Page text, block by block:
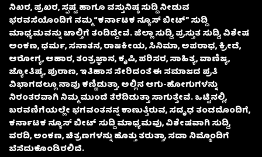
ನಿಖರ, ಪ್ರಖರ, ಸ್ಪಷ್ಟ ಹಾಗೂ ವಸ್ತುನಿಷ್ಠ ಸುದ್ದಿ ನೀಡುವ
ಭರವಸೆಯೊಂದಿಗೆ ನಮ್ಮ “ಕರ್ನಾಟಕ ನ್ಯೂಸ್ ಬೀಟ್” ಸುದ್ದಿ
ಮಾಧ್ಯಮವನ್ನು ಚಾಲ್ತಿಗೆ ತಂದಿದ್ದೇವೆ. ಜಿಲ್ಲಾ ಸುದ್ದಿ, ಪ್ರಸ್ತುತ ಸುದ್ದಿ, ವಿಶೇಷ
ಅಂಕಣ, ಧರ್ಮ, ಸನಾತನ, ರಾಜಕೀಯ, ಸಿನಿಮಾ, ಅಪರಾಧ, ಕ್ರೀಡೆ,
ಆರೋಗ್ಯ, ಆಹಾರ, ತಂತ್ರಜ್ಞಾನ, ಕೃಷಿ, ಪರಿಸರ, ಸಾಹಿತ್ಯ, ವಾಣಿಜ್ಯ,
ಜ್ಯೋತಿಷ್ಯ, ಪುರಾಣ, ಇತಿಹಾಸ ಸೇರಿದಂತೆ ಈ ಸಮಾಜದ ಪ್ರತಿ
ವಿಭಾಗದಲ್ಲೂ ನಾವು ಕಣ್ಣಿಡುತ್ತಾ, ಅಲ್ಲಿನ ಆಗು-ಹೋಗುಗಳನ್ನು
ನಿರಂತರವಾಗಿ ನಿಮ್ಮ ಮುಂದೆ ತೆರೆದಿಡುತ್ತಾ ಸಾಗುತ್ತೇವೆ. ಒಟ್ಟಿನಲ್ಲಿ,
ಬರವಣಿಗೆಯಲ್ಲೇ ಭಗವಂತನನ್ನ ಕಾಣುತ್ತಿರುವ, ಸದೃಢ ತಂಡದೊಂದಿಗೆ,
ಕರ್ನಾಟಕ ನ್ಯೂಸ್ ಬೀಟ್ ಸುದ್ದಿ ಮಾಧ್ಯಮವು, ವಿಶೇಷವಾಗಿ ಸುದ್ದಿ,
ವರದಿ, ಅಂಕಣ, ಚಿತ್ರಣಗಳನ್ನು ಹೊತ್ತು ತರುತ್ತಾ, ಸದಾ ನಿಮ್ಮೊಂದಿಗೆ
ಬೆಸೆದುಕೊಂಡಿರಲಿದೆ.